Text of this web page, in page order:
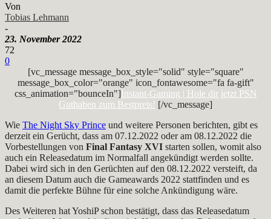
Von
Tobias Lehmann
-
23. November 2022
72
0
[vc_message message_box_style="solid" style="square"
message_box_color="orange" icon_fontawesome="fa fa-gift"
css_animation="bounceIn"]Instant-Gaming | Hole dir jetzt PSN
Guthaben zum Bestpreis! [/vc_message]
Wie The Night Sky Prince und weitere Personen berichten, gibt es
derzeit ein Gerücht, dass am 07.12.2022 oder am 08.12.2022 die
Vorbestellungen von Final Fantasy XVI starten sollen, womit also
auch ein Releasedatum im Normalfall angekündigt werden sollte.
Dabei wird sich in den Gerüchten auf den 08.12.2022 versteift, da
an diesem Datum auch die Gameawards 2022 stattfinden und es
damit die perfekte Bühne für eine solche Ankündigung wäre.
Des Weiteren hat YoshiP schon bestätigt, dass das Releasedatum